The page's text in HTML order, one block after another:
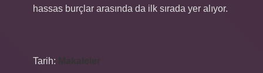
hassas burçlar arasında da ilk sırada yer alıyor.
Tarih: